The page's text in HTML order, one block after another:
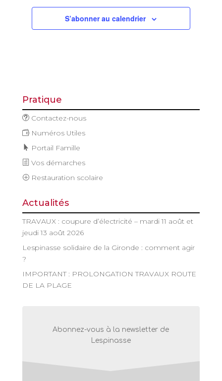
S’abonner au calendrier
Pratique
Contactez-nous
Numéros Utiles
Portail Famille
Vos démarches
Restauration scolaire
Actualités
TRAVAUX : coupure d’électricité – mardi 11 août et
jeudi 13 août 2026
Lespinasse solidaire de la Gironde : comment agir
?
IMPORTANT : PROLONGATION TRAVAUX ROUTE
DE LA PLAGE
Abonnez-vous à la newsletter de
Lespinasse